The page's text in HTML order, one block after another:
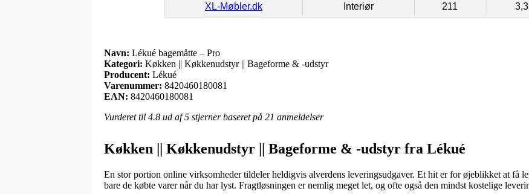
XL-Møbler.dk Interiør 211 3,3
Navn: Lékué bagemåtte – Pro
Kategori: Køkken || Køkkenudstyr || Bageforme & -udstyr
Producent: Lékué
Varenummer: 8420460180081
EAN: 8420460180081
Vurderet til 4.8 ud af 5 stjerner baseret på 21 anmeldelser
Køkken || Køkkenudstyr || Bageforme & -udstyr fra Lékué
En stor portion online virksomheder tildeler heldigvis alverdens leveringsudgaver. Et hit er for øjeblikket at få
bare de købte varer når du har lyst. Fragtløsningen er nemlig meget let, og ofte også den mindst kostelige